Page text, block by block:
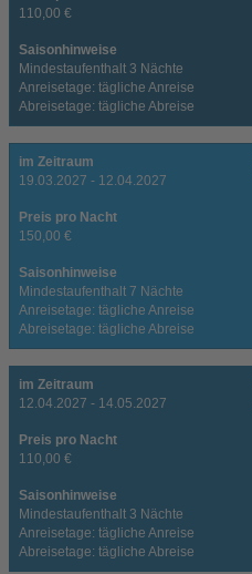
110,00 €
Saisonhinweise
Mindestaufenthalt 3 Nächte
Anreisetage: tägliche Anreise
Abreisetage: tägliche Abreise
im Zeitraum
19.03.2027 - 12.04.2027
Preis pro Nacht
150,00 €
Saisonhinweise
Mindestaufenthalt 7 Nächte
Anreisetage: tägliche Anreise
Abreisetage: tägliche Abreise
im Zeitraum
12.04.2027 - 14.05.2027
Preis pro Nacht
110,00 €
Saisonhinweise
Mindestaufenthalt 3 Nächte
Anreisetage: tägliche Anreise
Abreisetage: tägliche Abreise